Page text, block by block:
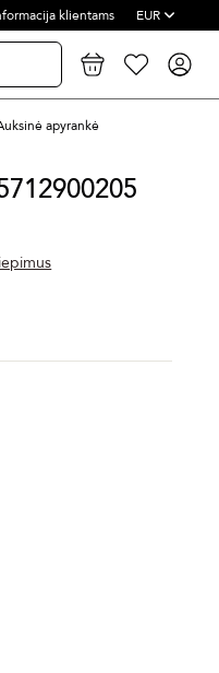
klientams EUR
apyrankė